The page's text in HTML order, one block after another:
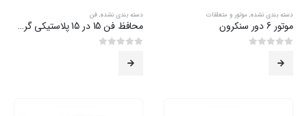
دسته بندی نشده, موتور و متعلقات
موتور 6 دور سنکرون
دسته بندی نشده, فن
محافظ فن 15 در 15 پلاستیکی گردگیر دار